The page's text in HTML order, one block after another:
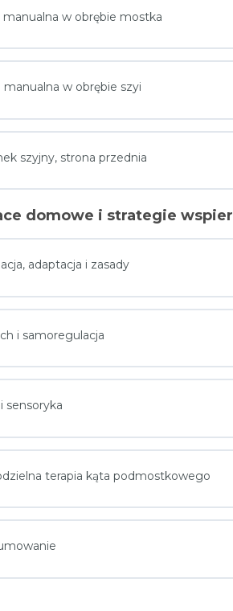
manualna w obrębie mostka
manualna w obrębie szyi
szyjny, strona przednia
domowe i strategie
adaptacja i zasady
i samoregulacja
sensoryka
terapia kąta podmostkowego